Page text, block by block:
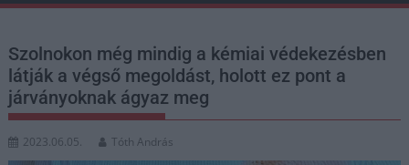
Szolnokon még mindig a kémiai védekezésben
látják a végső megoldást, holott ez pont a
járványoknak ágyaz meg
2023.06.05. Tóth András